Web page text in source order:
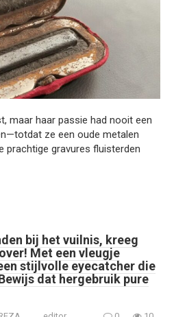
maar haar passie had nooit een
ze een oude metalen
prachtige gravures fluisterden
bij het vuilnis, kreeg
Met een vleugje
stijlvolle eyecatcher die
dat hergebruik pure